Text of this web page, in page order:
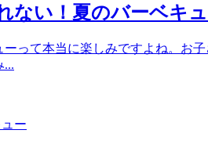
ない！夏のバーベキ
ーって本当に楽しみですよね。お
...
ー